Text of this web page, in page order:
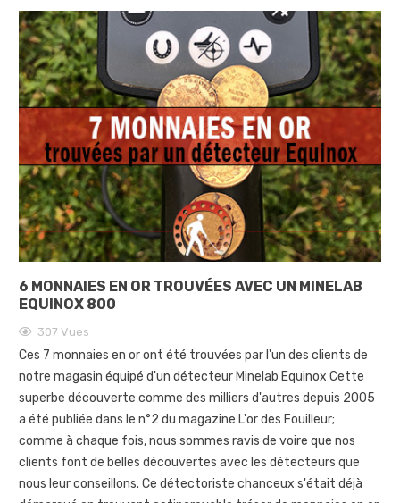
6 MONNAIES EN OR TROUVÉES AVEC UN MINELAB
EQUINOX 800
307 Vues
Ces 7 monnaies en or ont été trouvées par l'un des clients de
notre magasin équipé d'un détecteur Minelab Equinox Cette
superbe découverte comme des milliers d'autres depuis 2005
a été publiée dans le n°2 du magazine L'or des Fouilleur;
comme à chaque fois, nous sommes ravis de voire que nos
clients font de belles découvertes avec les détecteurs que
nous leur conseillons. Ce détectoriste chanceux s'était déjà